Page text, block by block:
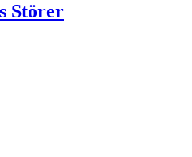
Störer